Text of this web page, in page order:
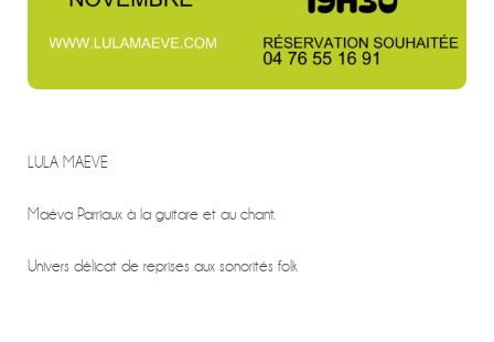
LULA MAEVE
Maéva Parriaux à la guitare et au chant.
Univers délicat de reprises aux sonorités folk